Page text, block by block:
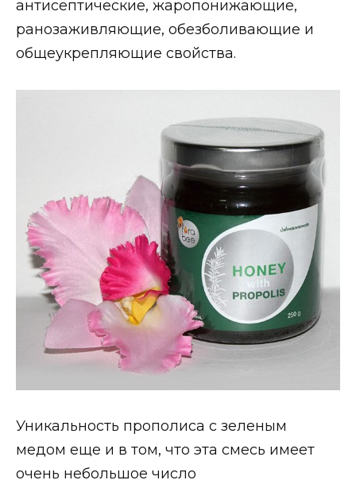
антисептические, жаропонижающие,
ранозаживляющие, обезболивающие и
общеукрепляющие свойства.
Уникальность прополиса с зеленым
медом еще и в том, что эта смесь имеет
очень небольшое число